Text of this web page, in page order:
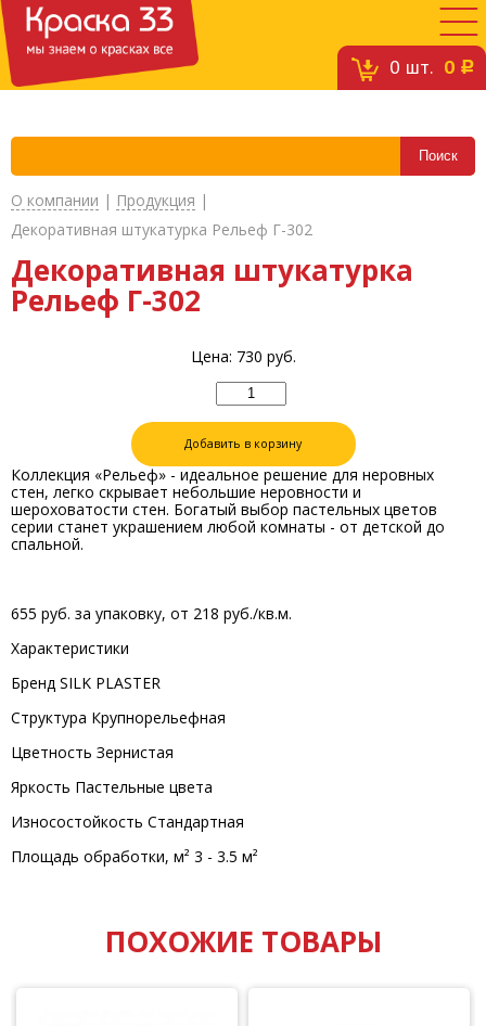
0 шт. 0 c
О компании | Продукция |
Декоративная штукатурка Рельеф Г-302
Декоративная штукатурка
Рельеф Г-302
Цена: 730 руб.
Добавить в корзину
Коллекция «Рельеф» - идеальное решение для неровных
стен, легко скрывает небольшие неровности и
шероховатости стен. Богатый выбор пастельных цветов
серии станет украшением любой комнаты - от детской до
спальной.
655 руб. за упаковку, от 218 руб./кв.м.
Характеристики
Бренд SILK PLASTER
Структура Крупнорельефная
Цветность Зернистая
Яркость Пастельные цвета
Износостойкость Стандартная
Площадь обработки, м² 3 - 3.5 м²
ПОХОЖИЕ ТОВАРЫ